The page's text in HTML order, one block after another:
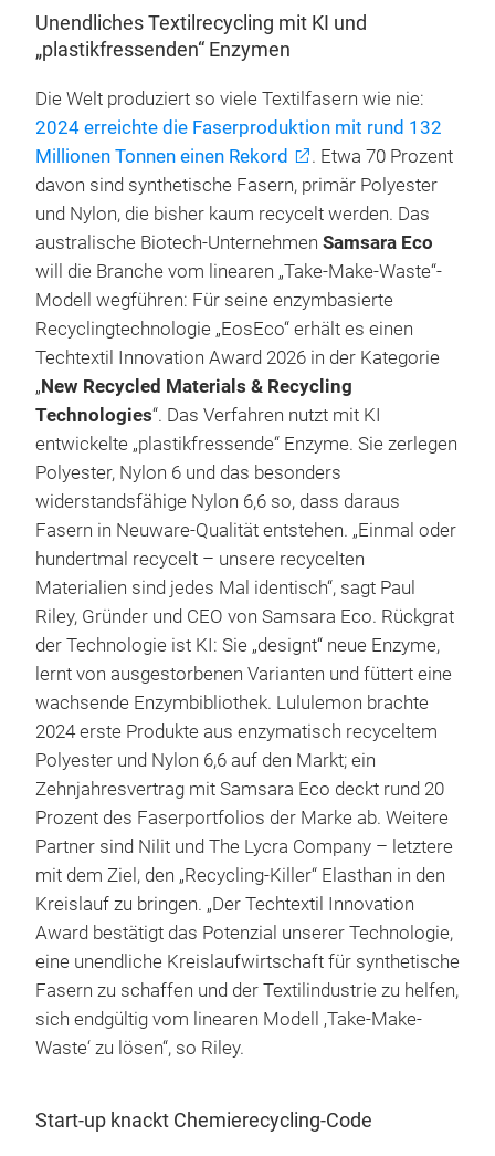
Unendliches Textilrecycling mit KI und
„plastikfressenden“ Enzymen
Die Welt produziert so viele Textilfasern wie nie:
2024 erreichte die Faserproduktion mit rund 132
Millionen Tonnen einen Rekord
. Etwa 70 Prozent
davon sind synthetische Fasern, primär Polyester
und Nylon, die bisher kaum recycelt werden. Das
australische Biotech-Unternehmen Samsara Eco
will die Branche vom linearen „Take-Make-Waste“-
Modell wegführen: Für seine enzymbasierte
Recyclingtechnologie „EosEco“ erhält es einen
Techtextil Innovation Award 2026 in der Kategorie
„New Recycled Materials & Recycling
Technologies“. Das Verfahren nutzt mit KI
entwickelte „plastikfressende“ Enzyme. Sie zerlegen
Polyester, Nylon 6 und das besonders
widerstandsfähige Nylon 6,6 so, dass daraus
Fasern in Neuware-Qualität entstehen. „Einmal oder
hundertmal recycelt – unsere recycelten
Materialien sind jedes Mal identisch“, sagt Paul
Riley, Gründer und CEO von Samsara Eco. Rückgrat
der Technologie ist KI: Sie „designt“ neue Enzyme,
lernt von ausgestorbenen Varianten und füttert eine
wachsende Enzymbibliothek. Lululemon brachte
2024 erste Produkte aus enzymatisch recyceltem
Polyester und Nylon 6,6 auf den Markt; ein
Zehnjahresvertrag mit Samsara Eco deckt rund 20
Prozent des Faserportfolios der Marke ab. Weitere
Partner sind Nilit und The Lycra Company – letztere
mit dem Ziel, den „Recycling-Killer“ Elasthan in den
Kreislauf zu bringen. „Der Techtextil Innovation
Award bestätigt das Potenzial unserer Technologie,
eine unendliche Kreislaufwirtschaft für synthetische
Fasern zu schaffen und der Textilindustrie zu helfen,
sich endgültig vom linearen Modell ‚Take-Make-
Waste‘ zu lösen“, so Riley.
Start-up knackt Chemierecycling-Code